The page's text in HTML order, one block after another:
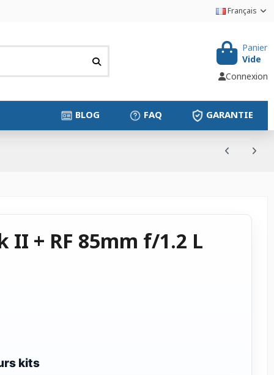
Français
Panier
Vide
Connexion
GARANTIE
FAQ
BLOG
II + RF 85mm f/1.2 L
kits